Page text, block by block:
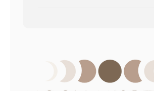
5.00